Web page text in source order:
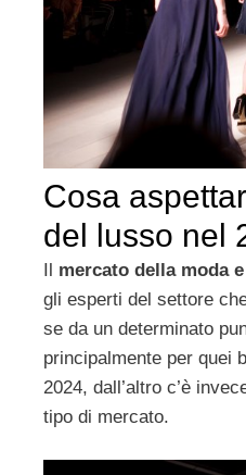
Cosa
del lusso nel
Il mercato della moda
gli esperti del settore
se da un determinato
principalmente per quei
2024, dall’altro c’è
tipo di mercato.